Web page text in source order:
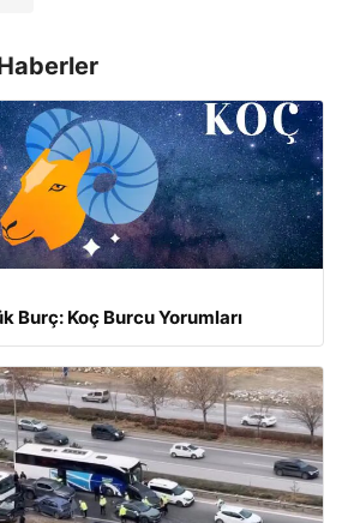
Burç: Koç Burcu Yorumları